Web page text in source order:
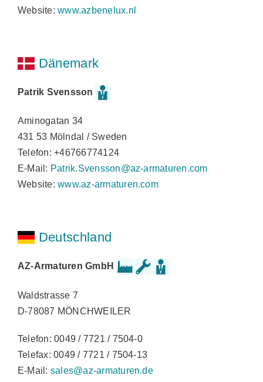
Website:www.azbenelux.nl
Dänemark
Patrik Svensson
Aminogatan 34
431 53 Mölndal / Sweden
Telefon: +46766774124
E-Mail: Patrik.Svensson@az-armaturen.com
Website:www.az-armaturen.com
Deutschland
AZ-Armaturen GmbH
Waldstrasse 7
D-78087 MÖNCHWEILER
Telefon: 0049 / 7721 / 7504-0
Telefax: 0049 / 7721 / 7504-13
E-Mail: sales@az-armaturen.de